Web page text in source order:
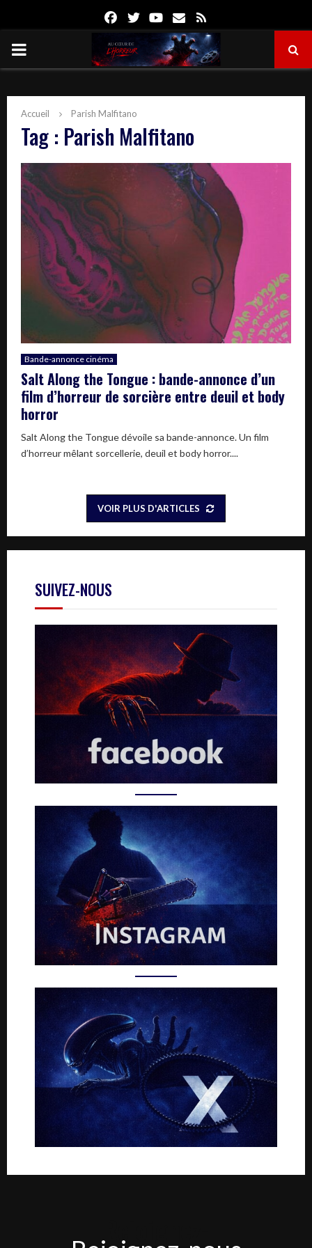
FacebookTwitterYoutube
Email
PRIMARY
Accueil Parish Malfitano
Tag : Parish Malfitano
Bande-annonce cinéma
Salt Along the Tongue : bande-annonce d’un
film d’horreur de sorcière entre deuil et body
horror
Salt Along the Tongue dévoile sa bande-annonce. Un film
d’horreur mêlant sorcellerie, deuil et body horror....
VOIR PLUS D'ARTICLES
SUIVEZ-NOUS